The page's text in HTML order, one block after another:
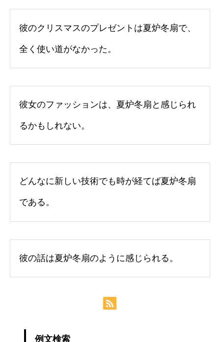
彼のクリスマスのプレゼントは夏炉冬扇で、
全く使い道がなかった。
彼女のファッションは、夏炉冬扇と感じられ
るかもしれない。
どんなに新しい技術でも時が経てば夏炉冬扇
である。
彼の話は夏炉冬扇のように感じられる。
例文検索